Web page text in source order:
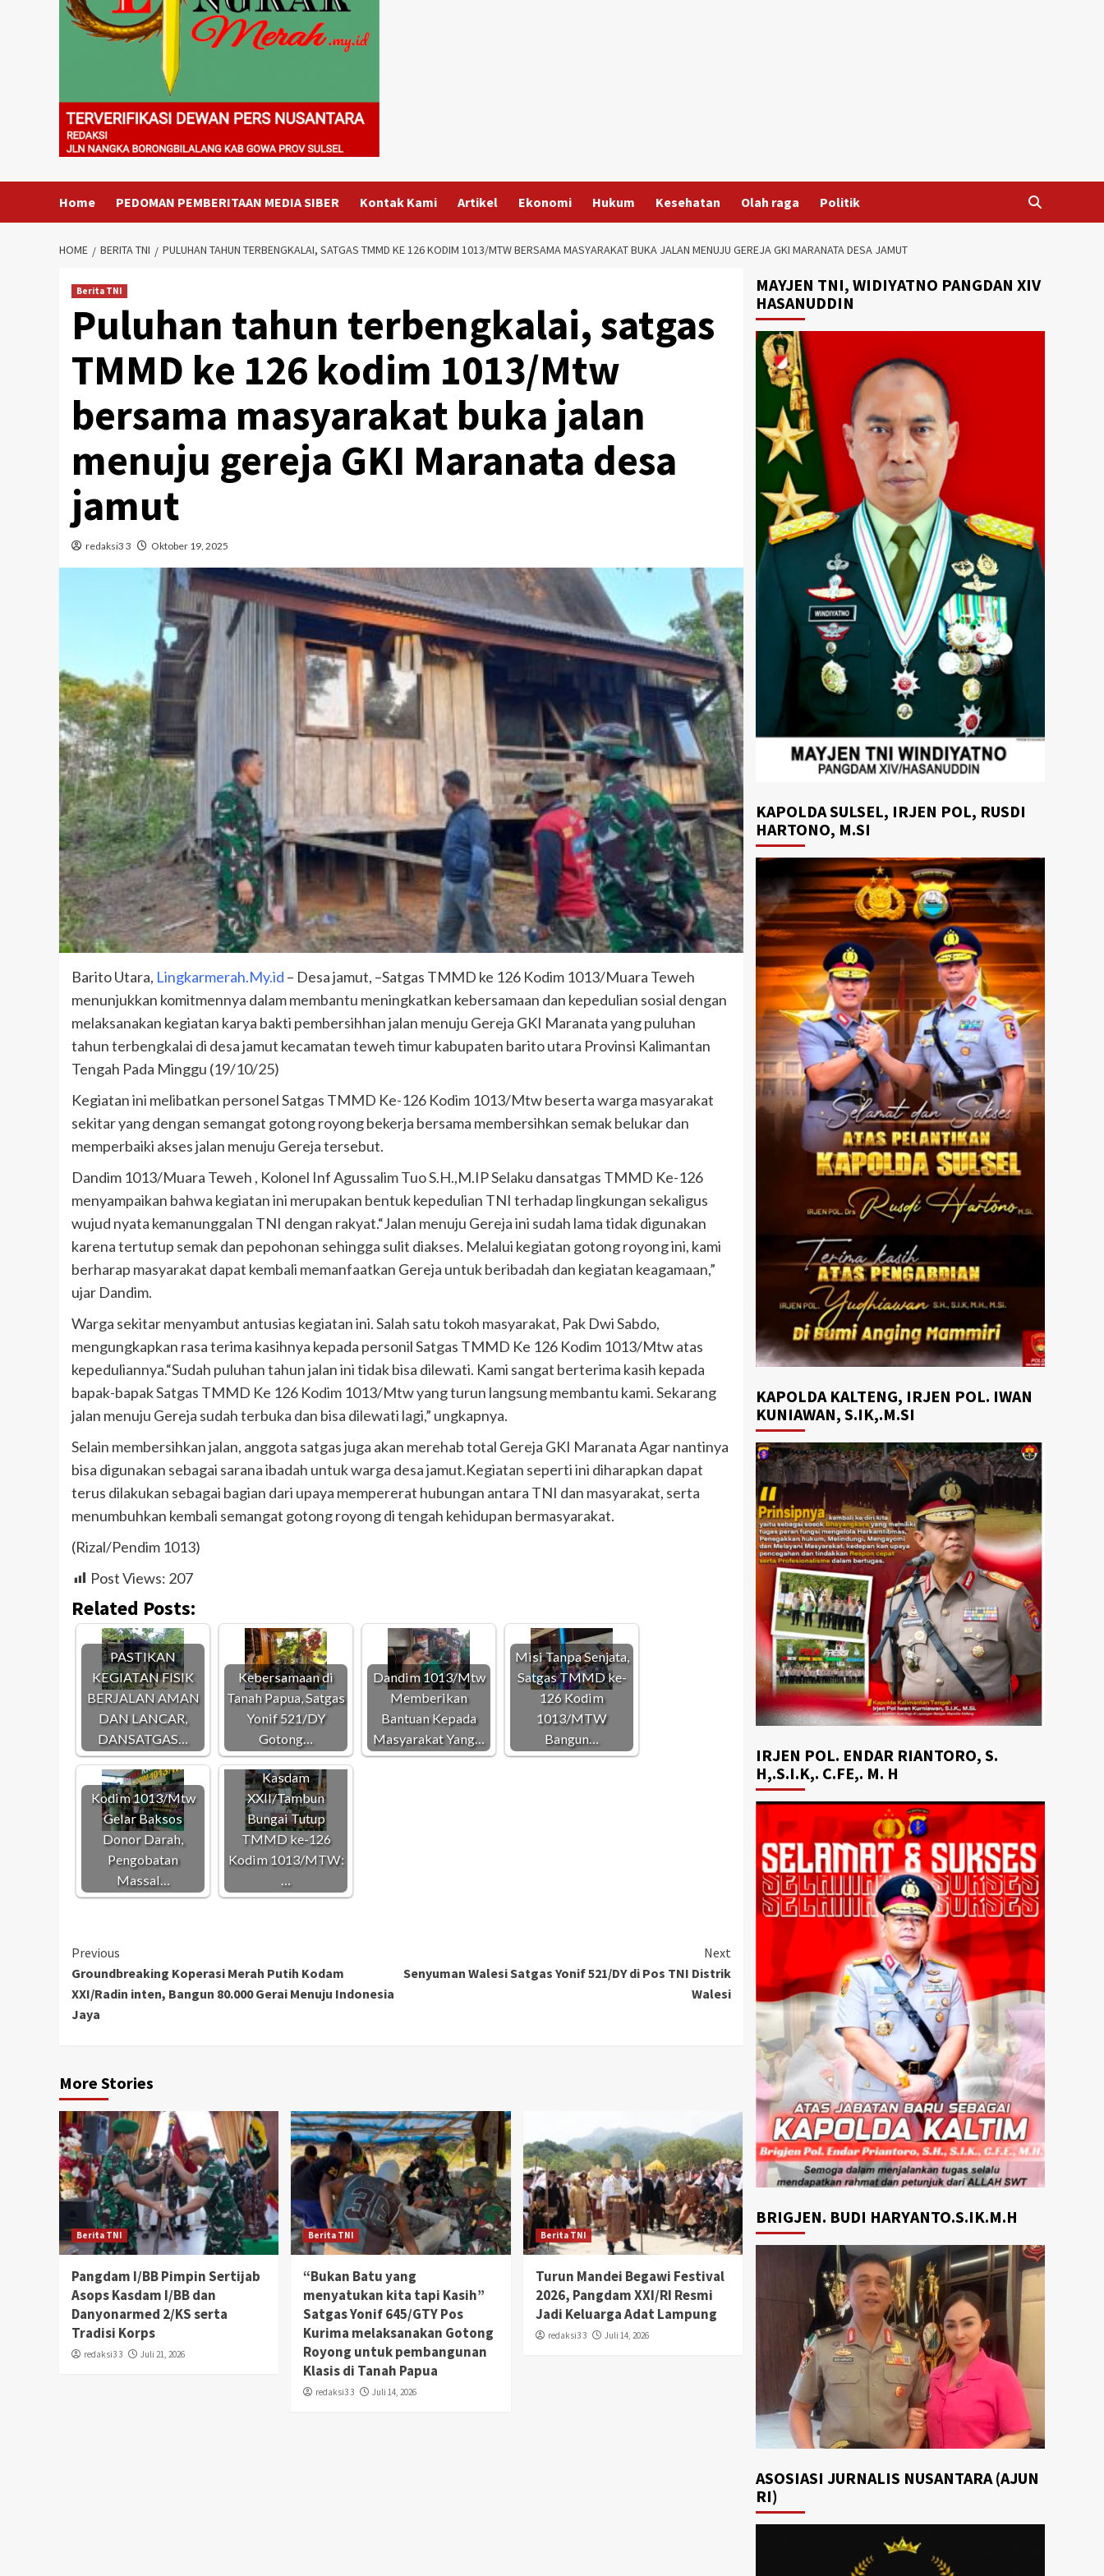
Home PEDOMAN PEMBERITAAN MEDIA SIBER Kontak Kami Artikel Ekonomi Hukum Kesehatan Olah raga Politik
HOME BERITA TNI PULUHAN TAHUN TERBENGKALAI, SATGAS TMMD KE 126 KODIM 1013/MTW BERSAMA MASYARAKAT BUKA JALAN MENUJU GEREJA GKI MARANATA DESA JAMUT
Berita TNI
Puluhan tahun terbengkalai, satgas
TMMD ke 126 kodim 1013/Mtw
bersama masyarakat buka jalan
menuju gereja GKI Maranata desa
jamut
redaksi3 3 Oktober 19, 2025
Barito Utara, Lingkarmerah.My.id – Desa jamut, –Satgas TMMD ke 126 Kodim 1013/Muara Teweh
menunjukkan komitmennya dalam membantu meningkatkan kebersamaan dan kepedulian sosial dengan
melaksanakan kegiatan karya bakti pembersihhan jalan menuju Gereja GKI Maranata yang puluhan
tahun terbengkalai di desa jamut kecamatan teweh timur kabupaten barito utara Provinsi Kalimantan
Tengah Pada Minggu (19/10/25)
Kegiatan ini melibatkan personel Satgas TMMD Ke-126 Kodim 1013/Mtw beserta warga masyarakat
sekitar yang dengan semangat gotong royong bekerja bersama membersihkan semak belukar dan
memperbaiki akses jalan menuju Gereja tersebut.
Dandim 1013/Muara Teweh , Kolonel Inf Agussalim Tuo S.H.,M.IP Selaku dansatgas TMMD Ke-126
menyampaikan bahwa kegiatan ini merupakan bentuk kepedulian TNI terhadap lingkungan sekaligus
wujud nyata kemanunggalan TNI dengan rakyat.“Jalan menuju Gereja ini sudah lama tidak digunakan
karena tertutup semak dan pepohonan sehingga sulit diakses. Melalui kegiatan gotong royong ini, kami
berharap masyarakat dapat kembali memanfaatkan Gereja untuk beribadah dan kegiatan keagamaan,”
ujar Dandim.
Warga sekitar menyambut antusias kegiatan ini. Salah satu tokoh masyarakat, Pak Dwi Sabdo,
mengungkapkan rasa terima kasihnya kepada personil Satgas TMMD Ke 126 Kodim 1013/Mtw atas
kepeduliannya.“Sudah puluhan tahun jalan ini tidak bisa dilewati. Kami sangat berterima kasih kepada
bapak-bapak Satgas TMMD Ke 126 Kodim 1013/Mtw yang turun langsung membantu kami. Sekarang
jalan menuju Gereja sudah terbuka dan bisa dilewati lagi,” ungkapnya.
Selain membersihkan jalan, anggota satgas juga akan merehab total Gereja GKI Maranata Agar nantinya
bisa digunakan sebagai sarana ibadah untuk warga desa jamut.Kegiatan seperti ini diharapkan dapat
terus dilakukan sebagai bagian dari upaya mempererat hubungan antara TNI dan masyarakat, serta
menumbuhkan kembali semangat gotong royong di tengah kehidupan bermasyarakat.
(Rizal/Pendim 1013)
Post Views: 207
Related Posts:
PASTIKAN
KEGIATAN FISIK
BERJALAN AMAN
DAN LANCAR,
DANSATGAS…
Kebersamaan di
Tanah Papua, Satgas
Yonif 521/DY
Gotong…
Dandim 1013/Mtw
Memberikan
Bantuan Kepada
Masyarakat Yang…
Misi Tanpa Senjata,
Satgas TMMD ke-
126 Kodim
1013/MTW
Bangun…
Kodim 1013/Mtw
Gelar Baksos
Donor Darah,
Pengobatan
Massal…
Kasdam
XXII/Tambun
Bungai Tutup
TMMD ke-126
Kodim 1013/MTW:
Continue
Reading
Previous
Groundbreaking Koperasi Merah Putih Kodam
XXI/Radin inten, Bangun 80.000 Gerai Menuju Indonesia
Jaya
Next
Senyuman Walesi Satgas Yonif 521/DY di Pos TNI Distrik
Walesi
More Stories
Berita TNI
Pangdam I/BB Pimpin Sertijab
Asops Kasdam I/BB dan
Danyonarmed 2/KS serta
Tradisi Korps
redaksi3 3 Juli 21, 2026
Berita TNI
“Bukan Batu yang
menyatukan kita tapi Kasih”
Satgas Yonif 645/GTY Pos
Kurima melaksanakan Gotong
Royong untuk pembangunan
Klasis di Tanah Papua
redaksi3 3 Juli 14, 2026
Berita TNI
Turun Mandei Begawi Festival
2026, Pangdam XXI/RI Resmi
Jadi Keluarga Adat Lampung
redaksi3 3 Juli 14, 2026
MAYJEN TNI, WIDIYATNO PANGDAN XIV
HASANUDDIN
KAPOLDA SULSEL, IRJEN POL, RUSDI
HARTONO, M.SI
KAPOLDA KALTENG, IRJEN POL. IWAN
KUNIAWAN, S.IK,.M.SI
IRJEN POL. ENDAR RIANTORO, S.
H,.S.I.K,. C.FE,. M. H
BRIGJEN. BUDI HARYANTO.S.IK.M.H
ASOSIASI JURNALIS NUSANTARA (AJUN
RI)